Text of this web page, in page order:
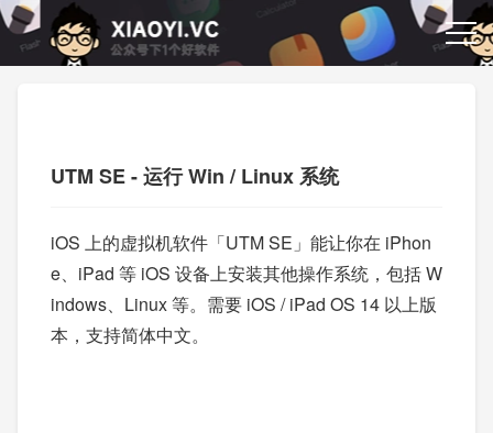
UTM SE - 运行 Win / Linux 系统
iOS 上的虚拟机软件「UTM SE」能让你在 iPhon
e、iPad 等 iOS 设备上安装其他操作系统，包括 W
indows、Linux 等。需要 iOS / iPad OS 14 以上版
本，支持简体中文。